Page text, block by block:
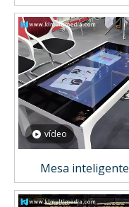
vídeo
Mesa inteligente